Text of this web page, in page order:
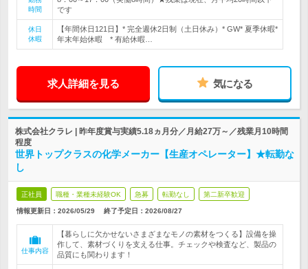
時間
です
休日
休暇
【年間休日121日】* 完全週休2日制（土日休み）* GW* 夏季休暇*
年末年始休暇 * 有給休暇…
求人詳細を見る 気になる
株式会社クラレ | 昨年度賞与実績5.18ヵ月分／月給27万～／残業月10時間
程度
世界トップクラスの化学メーカー【生産オペレーター】★転勤な
し
正社員 職種・業種未経験OK 急募 転勤なし 第二新卒歓迎
情報更新日：2026/05/29 終了予定日： 2026/08/27
仕事内容
【暮らしに欠かせないさまざまなモノの素材をつくる】設備を操
作して、素材づくりを支える仕事。チェックや検査など、製品の
品質にも関わります！